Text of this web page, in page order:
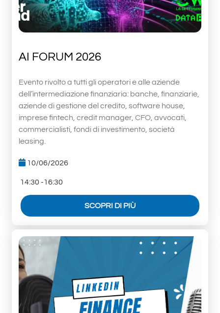
AI FORUM 2026
Evento rivolto a tutti gli operatori e alle aziende
dell’intermediazione finanziaria: banche, finanziarie,
aziende di gestione del credito, software house,
imprese fintech, credit manager, CFO, avvocati,
commercialisti, fondi di investimento, società
leasing.
10/06/2026
14:30 -16:30
SCOPRI DI PIÙ